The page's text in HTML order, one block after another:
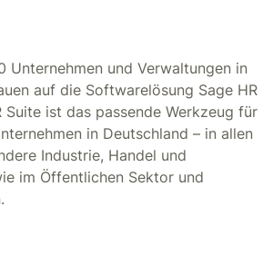
Unternehmen und Verwaltungen in
auf die Softwarelösung Sage HR
Suite ist das passende Werkzeug für
in Deutschland – in allen
Industrie, Handel und
im Öffentlichen Sektor und